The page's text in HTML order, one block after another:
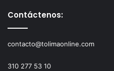
Contáctenos:
contacto@tolimaonline.com
310 277 53 10